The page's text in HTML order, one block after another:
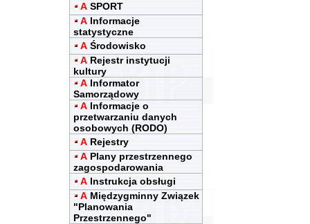
A SPORT
A Informacje
statystyczne
A Środowisko
A Rejestr instytucji
kultury
A Informator
Samorządowy
A Informacje o
przetwarzaniu danych
osobowych (RODO)
A Rejestry
A Plany przestrzennego
zagospodarowania
A Instrukcja obsługi
A Międzygminny Związek
"Planowania
Przestrzennego"